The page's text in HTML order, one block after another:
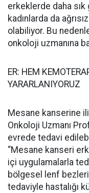
erkeklerde daha
kadınlarda da
olabiliyor. Bu
onkoloji uzmanına
ER: HEM
YARARLANIYORUZ
Mesane kanserine
Onkoloji Uzmanı
evrede tedavi
“Mesane kanseri
içi uygulamalarla
bölgesel lenf
tedaviyle hastalığı